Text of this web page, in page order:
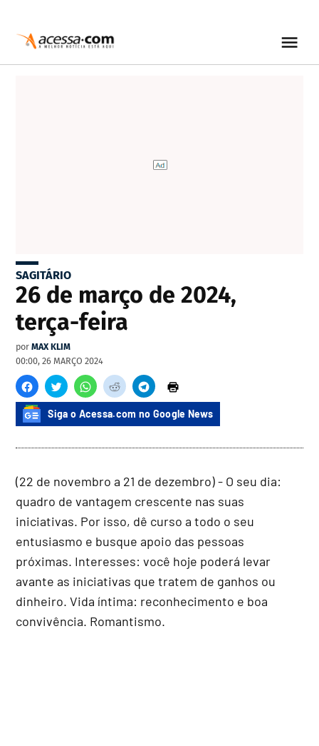
SAGITÁRIO
26 de março de 2024,
terça-feira
por MAX KLIM
00:00, 26 MARÇO 2024
Siga o Acessa.com no Google News
(22 de novembro a 21 de dezembro) - O seu dia:
quadro de vantagem crescente nas suas
iniciativas. Por isso, dê curso a todo o seu
entusiasmo e busque apoio das pessoas
próximas. Interesses: você hoje poderá levar
avante as iniciativas que tratem de ganhos ou
dinheiro. Vida íntima: reconhecimento e boa
convivência. Romantismo.